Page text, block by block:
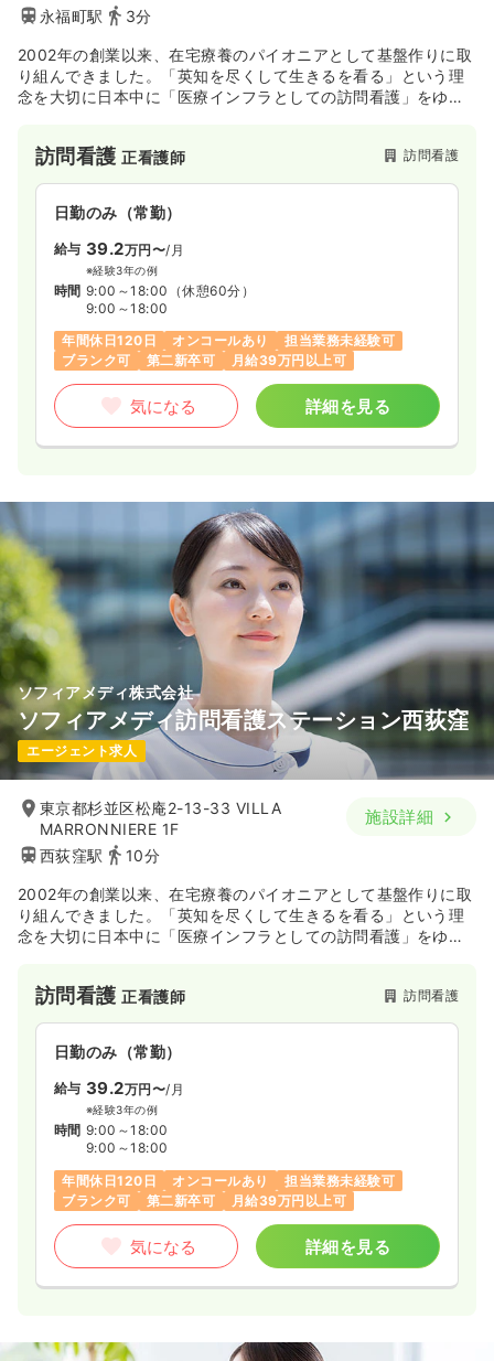
永福町駅
3分
2002年の創業以来、在宅療養のパイオニアとして基盤作りに取
り組んできました。「英知を尽くして生きるを看る」という理
念を大切に日本中に「医療インフラとしての訪問看護」をゆき
す。
訪問看護正看護師 訪問看護
日勤のみ（常勤）
給与 39.2万円〜/月
※経験3年の例
時間 9:00～18:00 （休憩60分）
9:00～18:00
年間休日120日
オンコールあり
担当業務未経験可
ブランク可
第二新卒可 月給39万円以上可
気になる 詳細を見る
ソフィアメディ株式会社
ソフィアメディ訪問看護ステーション西荻窪
エージェント求人
東京都杉並区松庵2-13-33 VILLA
MARRONNIERE 1F
西荻窪駅
10分
施設詳細
2002年の創業以来、在宅療養のパイオニアとして基盤作りに取
り組んできました。「英知を尽くして生きるを看る」という理
念を大切に日本中に「医療インフラとしての訪問看護」をゆき
す。
訪問看護正看護師 訪問看護
日勤のみ（常勤）
給与 39.2万円〜/月
※経験3年の例
時間 9:00～18:00
9:00～18:00
年間休日120日
オンコールあり
担当業務未経験可
ブランク可
第二新卒可 月給39万円以上可
気になる 詳細を見る